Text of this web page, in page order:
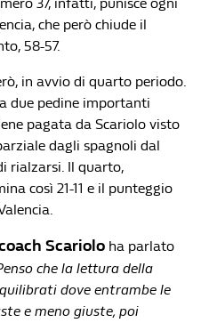
che però chiude il
58-57.
in avvio di quarto periodo.
due pedine importanti
pagata da Scariolo visto
dagli spagnoli dal
rialzarsi. Il quarto,
così 21-11 e il punteggio
Scariolo ha parlato
che la lettura della
dove entrambe le
e meno giuste, poi